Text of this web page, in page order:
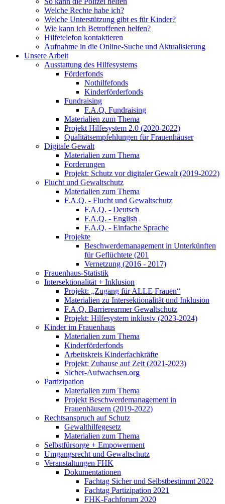
Welche Rechte habe ich?
Welche Unterstützung gibt es für Kinder?
Wie kann ich Betroffenen helfen?
Hilfetelefon kontaktieren
Aufnahme in die Online-Suche und Aktualisierung
Unsere Arbeit
Ausstattung des Hilfesystems
Förderfonds
Nothilfefonds
Kinderförderfonds
Fundraising
F.A.Q. Fundraising
Materialien zum Thema
Projekt Hilfesystem 2.0 (2020-2022)
Qualitätsempfehlungen für Frauenhäuser
Digitale Gewalt
Materialien zum Thema
Forderungen
Projekt: Schutz vor digitaler Gewalt (2019-2022)
Flucht und Gewaltschutz
Materialien zum Thema
F.A.Q. - Flucht und Gewaltschutz
F.A.Q. - Deutsch
F.A.Q. - English
F.A.Q. - Einfache Sprache
Projekte
Beschwerdemanagement in Unterkünften
für Geflüchtete (201
Vernetzung (2016 - 2017)
Frauenhaus-Statistik
Intersektionalität + Inklusion
Projekt: „Zugang für ALLE Frauen“
Materialien zu Intersektionalität und Inklusion
F.A.Q. Barrierearmer Gewaltschutz
Projekt: Hilfesystem inklusiv (2023-2024)
Kinder im Frauenhaus
Materialien zum Thema
Kinderförderfonds
Arbeitskreis Kinderfachkräfte
Projekt: Zuhause auf Zeit (2021-2023)
Sicher-Aufwachsen.org
Partizipation
Materialien zum Thema
Projekt Beschwerdemanagement in
Frauenhäusern (2019-2022)
Rechtsanspruch auf Schutz
Gewalthilfegesetz
Materialien zum Thema
Selbstfürsorge + Empowerment
Umgangsrecht und Gewaltschutz
Veranstaltungen FHK
Dokumentationen
Fachtag Sicher und Selbstbestimmt 2022
Fachtag Partizipation 2021
FHK-Fachforum 2020